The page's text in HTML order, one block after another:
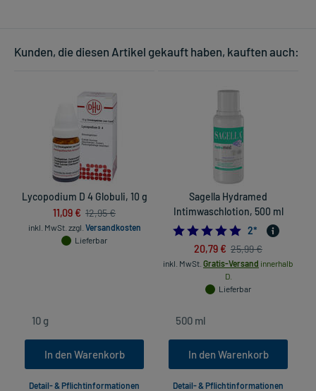
Kunden, die diesen Artikel gekauft haben, kauften auch:
Lycopodium D 4 Globuli, 10 g
11,09 € 12,95 €
inkl. MwSt. zzgl. Versandkosten
Lieferbar
In den Warenkorb
Detail- & Pflichtinformationen
Sagella Hydramed
Intimwaschlotion, 500 ml
5.0
2*
20,79 € 25,99 €
inkl. MwSt. Gratis-Versand innerhalb
D.
Lieferbar
In den Warenkorb
Detail- & Pflichtinformationen